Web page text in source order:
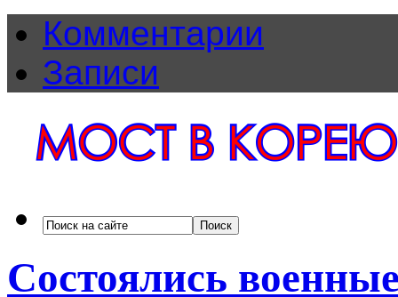
Комментарии
Записи
Состоялись